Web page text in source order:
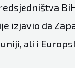
izjavio da
ali i